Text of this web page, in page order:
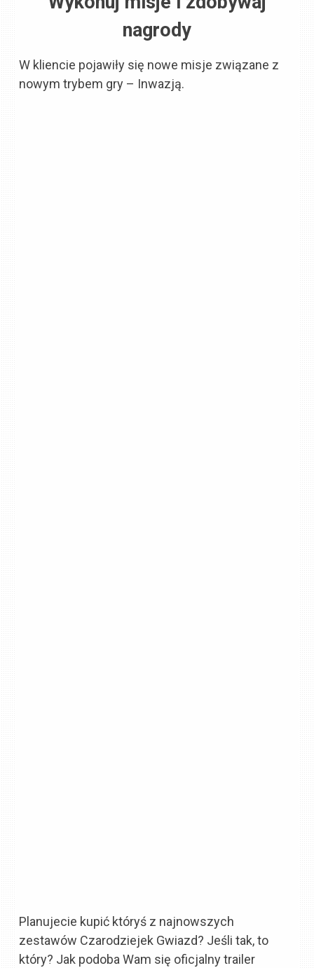
nagrody
W kliencie pojawiły się nowe misje związane z
nowym trybem gry – Inwazją.
Planujecie kupić któryś z najnowszych
zestawów Czarodziejek Gwiazd? Jeśli tak, to
który? Jak podoba Wam się oficjalny trailer